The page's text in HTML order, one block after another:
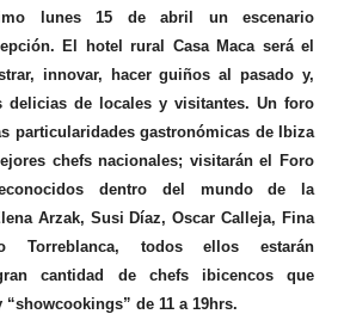
lunes 15 de abril un escenario
El hotel rural Casa Maca será el
innovar, hacer guiños al pasado y,
delicias de locales y visitantes. Un foro
particularidades gastronómicas de Ibiza
chefs nacionales; visitarán el Foro
dentro del mundo de la
Arzak, Susi Díaz, Oscar Calleja, Fina
Torreblanca, todos ellos estarán
cantidad de chefs ibicencos que
de 11 a 19hrs.